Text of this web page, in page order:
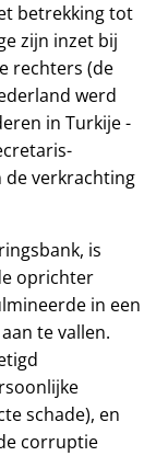
betrekking tot
zijn inzet bij
rechters (de
werd
in Turkije -
de verkrachting
is
oprichter
in een
te vallen.
schade), en
corruptie